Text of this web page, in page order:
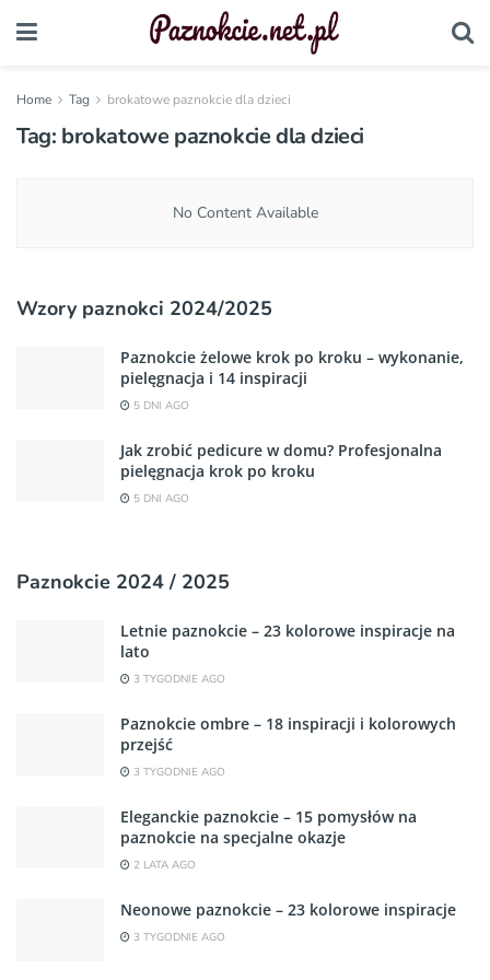
Home Tag brokatowe paznokcie dla dzieci
Tag: brokatowe paznokcie dla dzieci
No Content Available
Wzory paznokci 2024/2025
Paznokcie żelowe krok po kroku – wykonanie,
pielęgnacja i 14 inspiracji
5 DNI AGO
Jak zrobić pedicure w domu? Profesjonalna
pielęgnacja krok po kroku
5 DNI AGO
Paznokcie 2024 / 2025
Letnie paznokcie – 23 kolorowe inspiracje na
lato
3 TYGODNIE AGO
Paznokcie ombre – 18 inspiracji i kolorowych
przejść
3 TYGODNIE AGO
Eleganckie paznokcie – 15 pomysłów na
paznokcie na specjalne okazje
2 LATA AGO
Neonowe paznokcie – 23 kolorowe inspiracje
3 TYGODNIE AGO